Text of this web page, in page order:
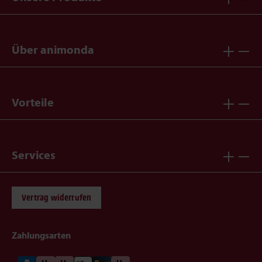
Über animonda
Vorteile
Services
Vertrag widerrufen
Zahlungsarten